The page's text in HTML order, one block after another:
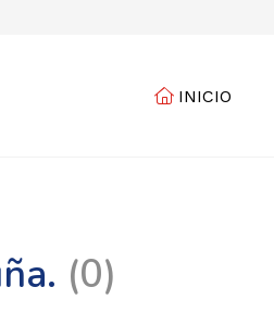
INICIO
0